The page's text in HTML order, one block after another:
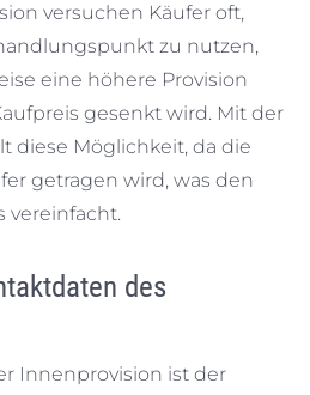
versuchen Käufer oft,
zu nutzen,
eine höhere Provision
gesenkt wird. Mit der
diese Möglichkeit, da die
getragen wird, was den
vereinfacht.
des
Innenprovision ist der